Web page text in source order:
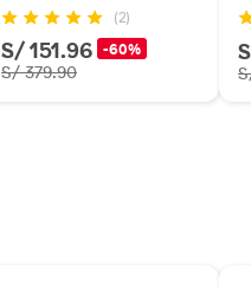
(2)
S/ 151.96 -60%
S/ 379.90